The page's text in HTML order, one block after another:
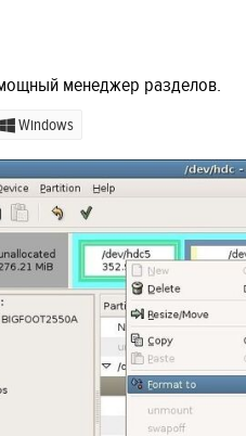
менеджер разделов.
Windows